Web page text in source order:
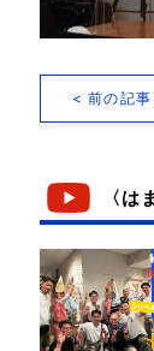
< 前の記事
〈